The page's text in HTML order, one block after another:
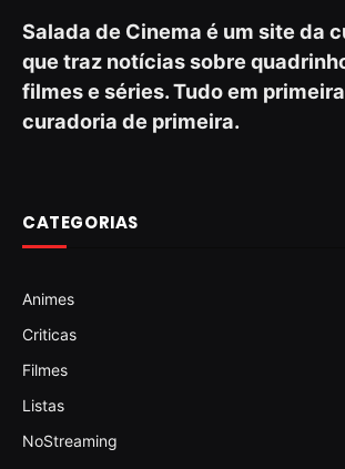
Salada de Cinema é um site da
que traz notícias sobre
filmes e séries. Tudo em
curadoria de primeira.
CATEGORIAS
Animes
Criticas
Filmes
Listas
NoStreaming